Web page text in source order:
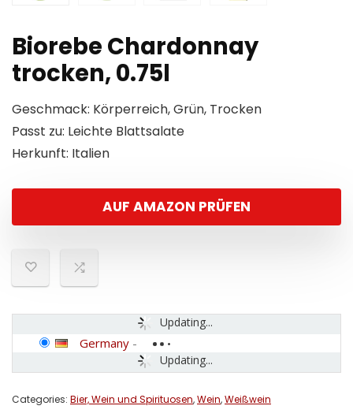
Biorebe Chardonnay
trocken, 0.75l
Geschmack: Körperreich, Grün, Trocken
Passt zu: Leichte Blattsalate
Herkunft: Italien
AUF AMAZON PRÜFEN
Updating...
Updating...
Germany -
Categories: Bier, Wein und Spirituosen,Wein,Weißwein